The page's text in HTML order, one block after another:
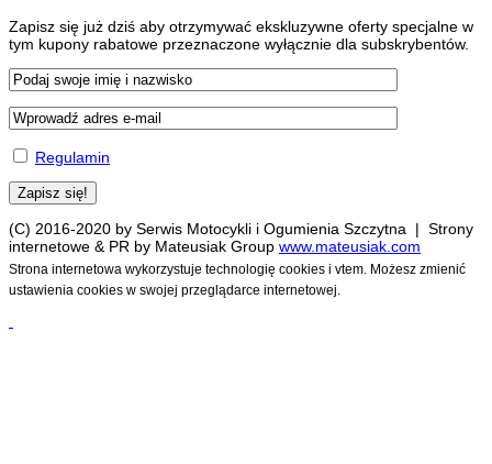
Zapisz się już dziś aby otrzymywać ekskluzywne oferty specjalne w
tym kupony rabatowe przeznaczone wyłącznie dla subskrybentów.
Regulamin
(C) 2016-2020 by Serwis Motocykli i Ogumienia Szczytna | Strony
internetowe & PR by Mateusiak Group www.mateusiak.com
Strona internetowa wykorzystuje technologię cookies i vtem. Możesz zmienić
ustawienia cookies w swojej przeglądarce internetowej.